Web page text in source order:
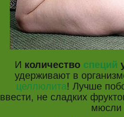
И количество специй
удерживают в
целлюлита! Лучше
ввести, не сладких
мюсли